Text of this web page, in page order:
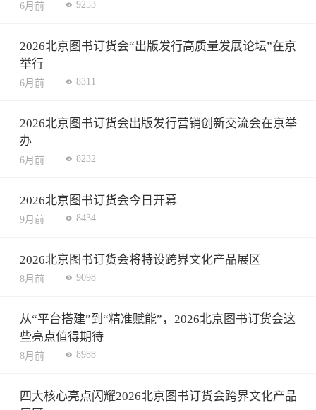
6月前 9253
2026北京图书订货会“出版发行高质量发展论坛”在京
举行
6月前 8311
2026北京图书订货会出版发行营销创新交流会在京举
办
6月前 8232
2026北京图书订货会今日开幕
9月前 8434
2026北京图书订货会将特设跨界文化产品展区
8月前 9098
从“平台搭建”到“精准赋能”，2026北京图书订货会这
些亮点值得期待
8月前 8988
四大核心亮点闪耀2026北京图书订货会跨界文化产品